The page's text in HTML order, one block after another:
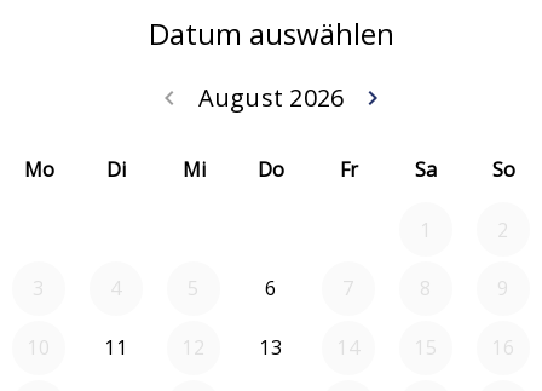
Datum auswählen
August 2026
keyboard_arrow_left
keyboard_arrow_right
Mo Di Mi Do Fr Sa So
1 2
3 4 5 6 7 8 9
10 11 12 13 14 15 16